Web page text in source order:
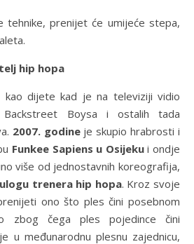
tehnike, prenijet će umijeće stepa,
hip hopa
kao dijete kad je na televiziji vidio
Backstreet Boysa i ostalih tada
2007. godineje skupio hrabrosti i
Funkee Sapiens u Osijekui ondje
više od jednostavnih koreografija,
trenera hip hopa. Kroz svoje
ono što ples čini posebnom
zbog čega ples pojedince čini
u međunarodnu plesnu zajednicu,